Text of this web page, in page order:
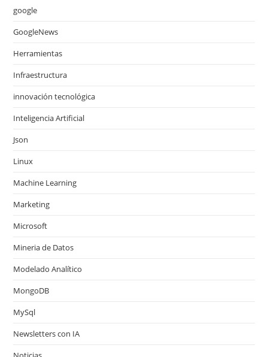
google
GoogleNews
Herramientas
Infraestructura
innovación tecnológica
Inteligencia Artificial
Json
Linux
Machine Learning
Marketing
Microsoft
Mineria de Datos
Modelado Analítico
MongoDB
MySql
Newsletters con IA